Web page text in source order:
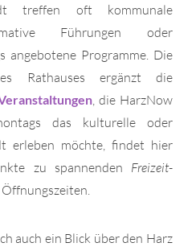
treffen oft kommunale
Führungen oder
angebotene Programme. Die
Rathauses ergänzt die
, die HarzNow
das kulturelle oder
erleben möchte, findet hier
zu spannenden Freizeit-
auch ein Blick über den Harz